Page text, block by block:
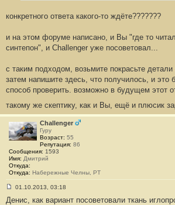
и
1
9
конкретного ответа какого-то ждёте???????
и на этом форуме написано, и Вы "где то
синтепон", и Challenger уже посоветовал...
с таким подходом, возьмите покрасьте
затем напишите здесь, что получилось, и
способ проверить. возможно в будущем этот
такому же скептику, как и Вы, ещё и плюсик
Challenger
Гуру
Возраст: 55
Репутация: 86
Сообщения: 1593
Имя: Дмитрий
Откуда:
Откуда: Набережные Челны, РТ
о
01.10.2013, 03:18
Денис, как вариант посоветовали ткань